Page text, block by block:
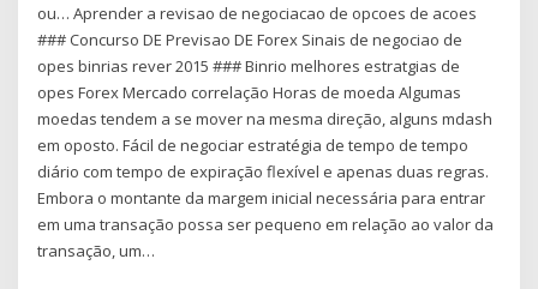
ou… Aprender a revisao de negociacao de opcoes de acoes
### Concurso DE Previsao DE Forex Sinais de negociao de
opes binrias rever 2015 ### Binrio melhores estratgias de
opes Forex Mercado correlação Horas de moeda Algumas
moedas tendem a se mover na mesma direção, alguns mdash
em oposto. Fácil de negociar estratégia de tempo de tempo
diário com tempo de expiração flexível e apenas duas regras.
Embora o montante da margem inicial necessária para entrar
em uma transação possa ser pequeno em relação ao valor da
transação, um…